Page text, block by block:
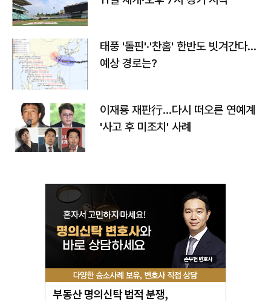
태풍 '돌핀'·'찬홈' 한반도 빗겨간다…
예상 경로는?
이재룡 재판行…다시 떠오른 연예계
'사고 후 미조치' 사례